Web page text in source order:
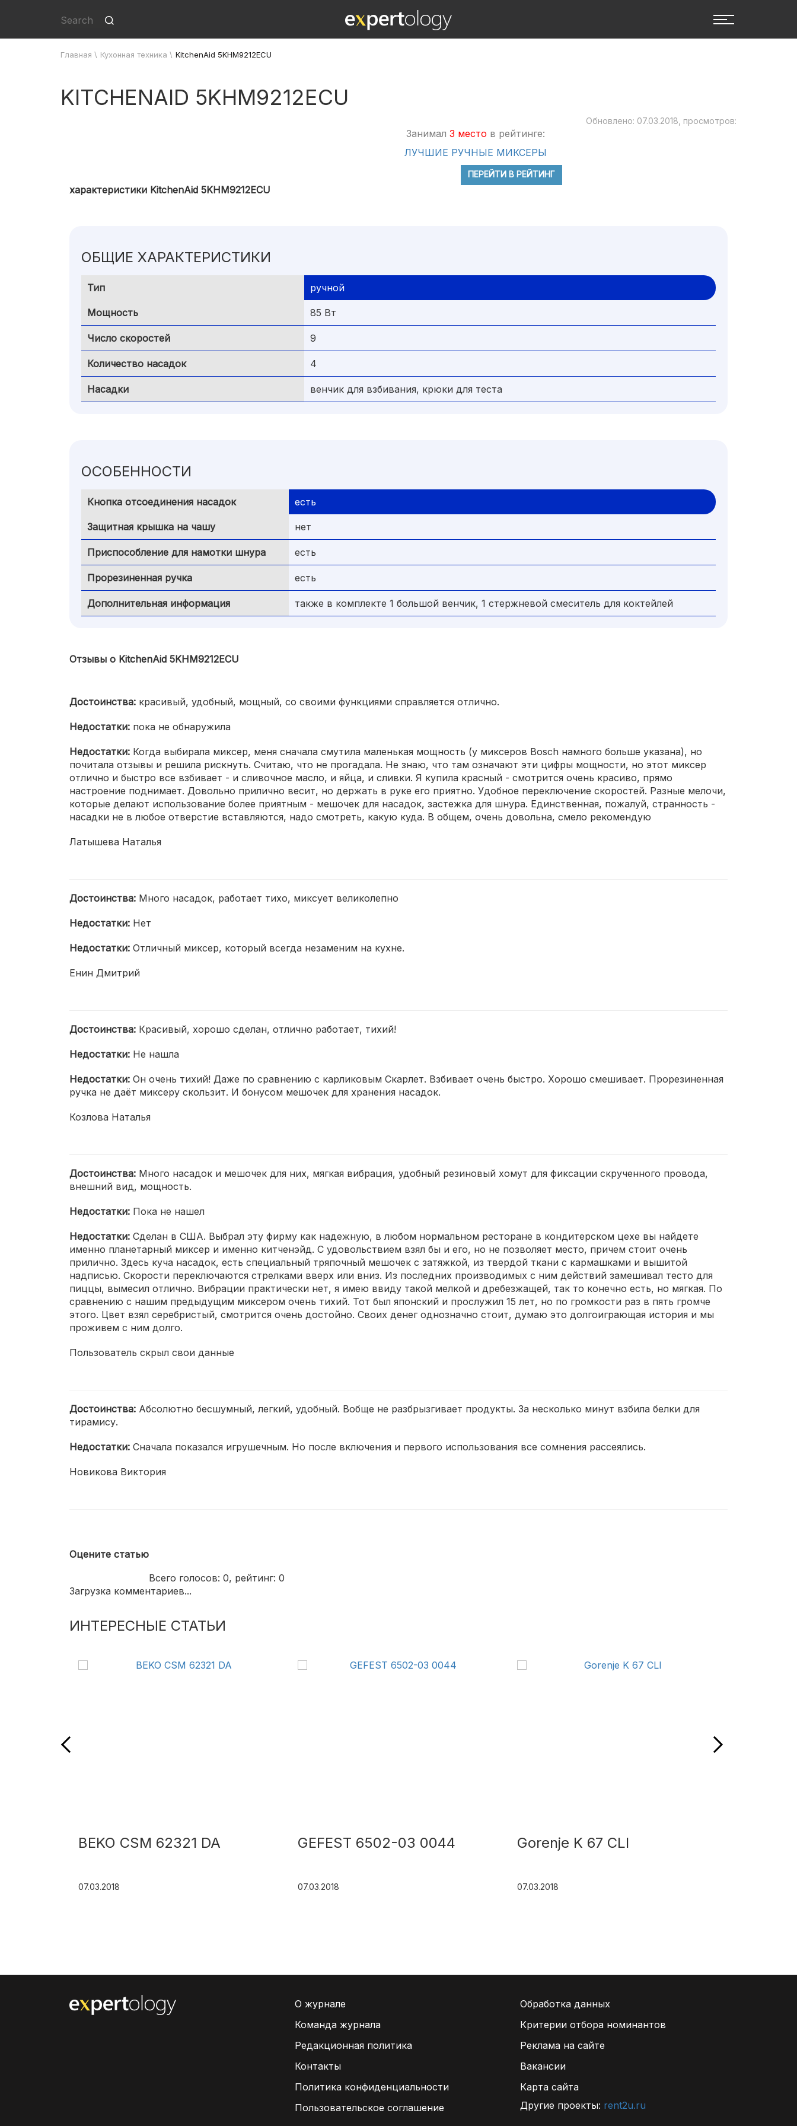
Главная \ Кухонная техника \ KitchenAid 5KHM9212ECU
KITCHENAID 5KHM9212ECU
Обновлено: 07.03.2018, просмотров:
Занимал 3 место в рейтинге:
ЛУЧШИЕ РУЧНЫЕ МИКСЕРЫ
ПЕРЕЙТИ В РЕЙТИНГ
характеристики KitchenAid 5KHM9212ECU
ОБЩИЕ ХАРАКТЕРИСТИКИ
Тип ручной
Мощность 85 Вт
Число скоростей 9
Количество насадок 4
Насадки венчик для взбивания, крюки для теста
ОСОБЕННОСТИ
Кнопка отсоединения насадок есть
Защитная крышка на чашу нет
Приспособление для намотки шнура есть
Прорезиненная ручка есть
Дополнительная информация также в комплекте 1 большой венчик, 1 стержневой смеситель для коктейлей
Отзывы о KitchenAid 5KHM9212ECU
Достоинства: красивый, удобный, мощный, со своими функциями справляется отлично.
Недостатки: пока не обнаружила
Недостатки: Когда выбирала миксер, меня сначала смутила маленькая мощность (у миксеров Bosch намного больше указана), но
почитала отзывы и решила рискнуть. Считаю, что не прогадала. Не знаю, что там означают эти цифры мощности, но этот миксер
отлично и быстро все взбивает - и сливочное масло, и яйца, и сливки. Я купила красный - смотрится очень красиво, прямо
настроение поднимает. Довольно прилично весит, но держать в руке его приятно. Удобное переключение скоростей. Разные мелочи,
которые делают использование более приятным - мешочек для насадок, застежка для шнура. Единственная, пожалуй, странность -
насадки не в любое отверстие вставляются, надо смотреть, какую куда. В общем, очень довольна, смело рекомендую
Латышева Наталья
Достоинства: Много насадок, работает тихо, миксует великолепно
Недостатки: Нет
Недостатки: Отличный миксер, который всегда незаменим на кухне.
Енин Дмитрий
Достоинства: Красивый, хорошо сделан, отлично работает, тихий!
Недостатки: Не нашла
Недостатки: Он очень тихий! Даже по сравнению с карликовым Скарлет. Взбивает очень быстро. Хорошо смешивает. Прорезиненная
ручка не даёт миксеру скользит. И бонусом мешочек для хранения насадок.
Козлова Наталья
Достоинства: Много насадок и мешочек для них, мягкая вибрация, удобный резиновый хомут для фиксации скрученного провода,
внешний вид, мощность.
Недостатки: Пока не нашел
Недостатки: Сделан в США. Выбрал эту фирму как надежную, в любом нормальном ресторане в кондитерском цехе вы найдете
именно планетарный миксер и именно китченэйд. С удовольствием взял бы и его, но не позволяет место, причем стоит очень
прилично. Здесь куча насадок, есть специальный тряпочный мешочек с затяжкой, из твердой ткани с кармашками и вышитой
надписью. Скорости переключаются стрелками вверх или вниз. Из последних производимых с ним действий замешивал тесто для
пиццы, вымесил отлично. Вибрации практически нет, я имею ввиду такой мелкой и дребезжащей, так то конечно есть, но мягкая. По
сравнению с нашим предыдущим миксером очень тихий. Тот был японский и прослужил 15 лет, но по громкости раз в пять громче
этого. Цвет взял серебристый, смотрится очень достойно. Своих денег однозначно стоит, думаю это долгоиграющая история и мы
проживем с ним долго.
Пользователь скрыл свои данные
Достоинства: Абсолютно бесшумный, легкий, удобный. Вобще не разбрызгивает продукты. За несколько минут взбила белки для
тирамису.
Недостатки: Сначала показался игрушечным. Но после включения и первого использования все сомнения рассеялись.
Новикова Виктория
Оцените статью
Всего голосов: 0, рейтинг: 0
Загрузка комментариев...
ИНТЕРЕСНЫЕ СТАТЬИ
BEKO CSM 62321 DA
07.03.2018
GEFEST 6502-03 0044
07.03.2018
Gorenje K 67 CLI
07.03.2018
О журнале
Команда журнала
Редакционная политика
Контакты
Политика конфиденциальности
Пользовательское соглашение
Обработка данных
Критерии отбора номинантов
Реклама на сайте
Вакансии
Карта сайта
Другие проекты: rent2u.ru